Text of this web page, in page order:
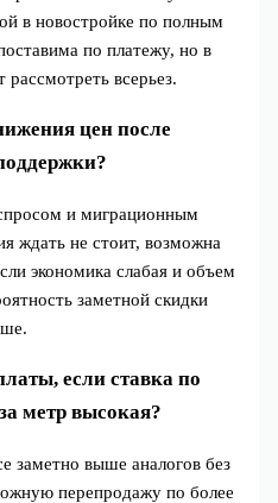
в новостройке по полным
по платежу, но в
всерьез.
цен после
и миграционным
ждать не стоит, возможна
экономика слабая и объем
заметной скидки
если ставка по
метр высокая?
заметно выше аналогов без
перепродажу по более